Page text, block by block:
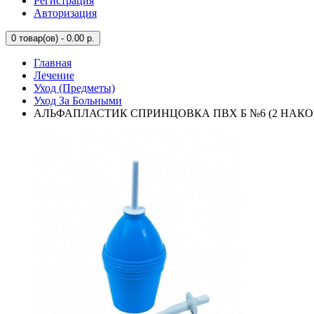
Авторизация
0 товар(ов) - 0.00 р.
Главная
Лечение
Уход (Предметы)
Уход За Больными
АЛЬФАПЛАСТИК СПРИНЦОВКА ПВХ Б №6 (2